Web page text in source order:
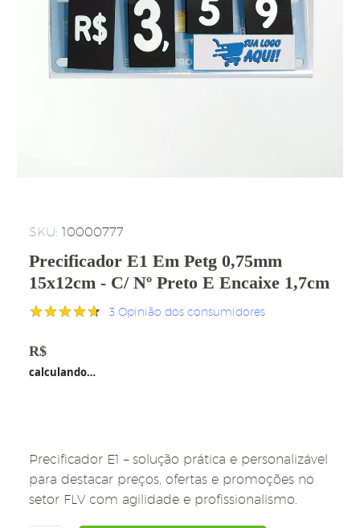
SKU: 10000777
Precificador E1 Em Petg 0,75mm
15x12cm - C/ Nº Preto E Encaixe 1,7cm
como
de 5, com
baseado
3 Opinião dos consumidores
R$
calculando…
Precificador E1 – solução prática e personalizável
para destacar preços, ofertas e promoções no
setor FLV com agilidade e profissionalismo.